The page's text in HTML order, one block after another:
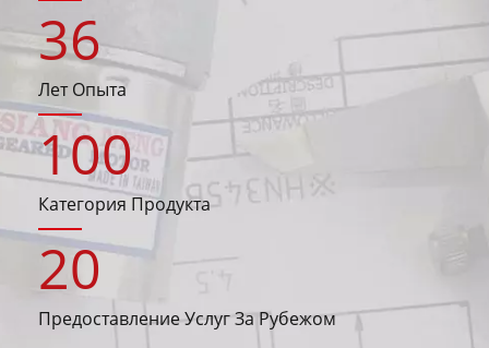
36
Лет Опыта
100
Категория Продукта
20
Предоставление Услуг За Рубежом